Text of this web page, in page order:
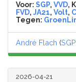
Voor: SGP, VVD,
FVD, JA21, Volt,
Tegen:
André Flach (SGP
2026-04-21